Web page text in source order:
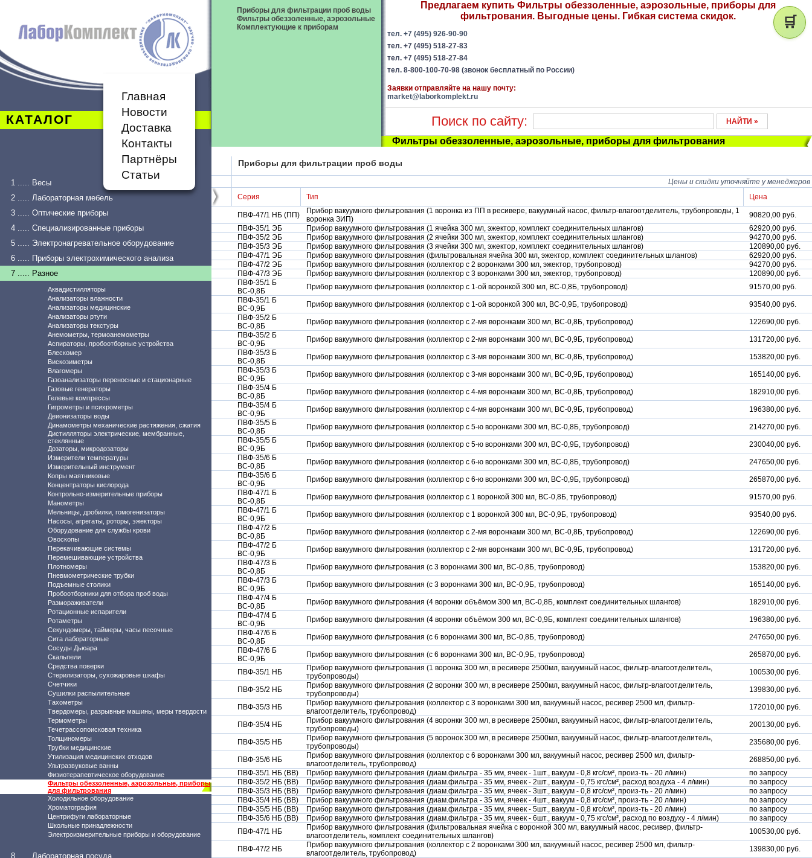
КАТАЛОГ
Главная
Новости
Доставка
Контакты
Партнёры
Статьи
1 ..... Весы
2 ..... Лабораторная мебель
3 ..... Оптические приборы
4 ..... Специализированные приборы
5 ..... Электронагревательное оборудование
6 ..... Приборы электрохимического анализа
7 ..... Разное
Аквадистилляторы
Анализаторы влажности
Анализаторы медицинские
Анализаторы ртути
Анализаторы текстуры
Анемометры, термоанемометры
Аспираторы, пробоотборные устройства
Блескомер
Вискозиметры
Влагомеры
Газоанализаторы переносные и стационарные
Газовые генераторы
Гелевые компрессы
Гигрометры и психрометры
Деионизаторы воды
Динамометры механические растяжения, сжатия
Дистилляторы электрические, мембранные,
стеклянные
Дозаторы, микродозаторы
Измерители температуры
Измерительный инструмент
Копры маятниковые
Концентраторы кислорода
Контрольно-измерительные приборы
Манометры
Мельницы, дробилки, гомогенизаторы
Насосы, агрегаты, роторы, эжекторы
Оборудование для службы крови
Овоскопы
Перекачивающие системы
Перемешивающие устройства
Плотномеры
Пневмометрические трубки
Подъемные столики
Пробоотборники для отбора проб воды
Размораживатели
Ротационные испарители
Ротаметры
Секундомеры, таймеры, часы песочные
Сита лабораторные
Сосуды Дьюара
Скальпели
Средства поверки
Стерилизаторы, сухожаровые шкафы
Счетчики
Сушилки распылительные
Тахометры
Твердомеры, разрывные машины, меры твердости
Термометры
Течетрассопоисковая техника
Толщиномеры
Трубки медицинские
Утилизация медицинских отходов
Ультразвуковые ванны
Физиотерапевтическое оборудование
Фильтры обеззоленные, аэрозольные, приборы
для фильтрования
Холодильное оборудование
Хроматография
Центрифуги лабораторные
Школьные принадлежности
Электроизмерительные приборы и оборудование
8 ..... Лабораторная посуда
Приборы для фильтрации проб воды
Фильтры обеззоленные, аэрозольные
Комплектующие к приборам
Предлагаем купить Фильтры обеззоленные, аэрозольные, приборы для
фильтрования. Выгодные цены. Гибкая система скидок.
тел. +7 (495) 926-90-90
тел. +7 (495) 518-27-83
тел. +7 (495) 518-27-84
тел. 8-800-100-70-98 (звонок бесплатный по России)
Заявки отправляйте на нашу почту:
market@laborkomplekt.ru
Поиск по сайту:
Фильтры обеззоленные, аэрозольные, приборы для фильтрования
Приборы для фильтрации проб воды
Цены и скидки уточняйте у менеджеров
Серия
Тип Цена
ПВФ-47/1 НБ (ПП)
Прибор вакуумного фильтрования (1 воронка из ПП в ресивере, вакуумный насос, фильтр-влагоотделитель, трубопроводы, 1
воронка ЗИП)
90820,00 руб.
ПВФ-35/1 ЭБ
Прибор вакуумного фильтрования (1 ячейка 300 мл, эжектор, комплект соединительных шлангов)
62920,00 руб.
ПВФ-35/2 ЭБ
Прибор вакуумного фильтрования (2 ячейки 300 мл, эжектор, комплект соединительных шлангов)
94270,00 руб.
ПВФ-35/3 ЭБ
Прибор вакуумного фильтрования (3 ячейки 300 мл, эжектор, комплект соединительных шлангов)
120890,00 руб.
ПВФ-47/1 ЭБ
Прибор вакуумного фильтрования (фильтровальная ячейка 300 мл, эжектор, комплект соединительных шлангов)
62920,00 руб.
ПВФ-47/2 ЭБ
Прибор вакуумного фильтрования (коллектор с 2 воронками 300 мл, эжектор, трубопровод)
94270,00 руб.
ПВФ-47/3 ЭБ
Прибор вакуумного фильтрования (коллектор с 3 воронками 300 мл, эжектор, трубопровод)
120890,00 руб.
ПВФ-35/1 Б
ВС-0,8Б
Прибор вакуумного фильтрования (коллектор с 1-ой воронкой 300 мл, ВС-0,8Б, трубопровод)
91570,00 руб.
ПВФ-35/1 Б
ВС-0,9Б
Прибор вакуумного фильтрования (коллектор с 1-ой воронкой 300 мл, ВС-0,9Б, трубопровод)
93540,00 руб.
ПВФ-35/2 Б
ВС-0,8Б
Прибор вакуумного фильтрования (коллектор с 2-мя воронками 300 мл, ВС-0,8Б, трубопровод)
122690,00 руб.
ПВФ-35/2 Б
ВС-0,9Б
Прибор вакуумного фильтрования (коллектор с 2-мя воронками 300 мл, ВС-0,9Б, трубопровод)
131720,00 руб.
ПВФ-35/3 Б
ВС-0,8Б
Прибор вакуумного фильтрования (коллектор с 3-мя воронками 300 мл, ВС-0,8Б, трубопровод)
153820,00 руб.
ПВФ-35/3 Б
ВС-0,9Б
Прибор вакуумного фильтрования (коллектор с 3-мя воронками 300 мл, ВС-0,9Б, трубопровод)
165140,00 руб.
ПВФ-35/4 Б
ВС-0,8Б
Прибор вакуумного фильтрования (коллектор с 4-мя воронками 300 мл, ВС-0,8Б, трубопровод)
182910,00 руб.
ПВФ-35/4 Б
ВС-0,9Б
Прибор вакуумного фильтрования (коллектор с 4-мя воронками 300 мл, ВС-0,9Б, трубопровод)
196380,00 руб.
ПВФ-35/5 Б
ВС-0,8Б
Прибор вакуумного фильтрования (коллектор с 5-ю воронками 300 мл, ВС-0,8Б, трубопровод)
214270,00 руб.
ПВФ-35/5 Б
ВС-0,9Б
Прибор вакуумного фильтрования (коллектор с 5-ю воронками 300 мл, ВС-0,9Б, трубопровод)
230040,00 руб.
ПВФ-35/6 Б
ВС-0,8Б
Прибор вакуумного фильтрования (коллектор с 6-ю воронками 300 мл, ВС-0,8Б, трубопровод)
247650,00 руб.
ПВФ-35/6 Б
ВС-0,9Б
Прибор вакуумного фильтрования (коллектор с 6-ю воронками 300 мл, ВС-0,9Б, трубопровод)
265870,00 руб.
ПВФ-47/1 Б
ВС-0,8Б
Прибор вакуумного фильтрования (коллектор с 1 воронкой 300 мл, ВС-0,8Б, трубопровод)
91570,00 руб.
ПВФ-47/1 Б
ВС-0,9Б
Прибор вакуумного фильтрования (коллектор с 1 воронкой 300 мл, ВС-0,9Б, трубопровод)
93540,00 руб.
ПВФ-47/2 Б
ВС-0,8Б
Прибор вакуумного фильтрования (коллектор с 2-мя воронками 300 мл, ВС-0,8Б, трубопровод)
122690,00 руб.
ПВФ-47/2 Б
ВС-0,9Б
Прибор вакуумного фильтрования (коллектор с 2-мя воронками 300 мл, ВС-0,9Б, трубопровод)
131720,00 руб.
ПВФ-47/3 Б
ВС-0,8Б
Прибор вакуумного фильтрования (с 3 воронками 300 мл, ВС-0,8Б, трубопровод)
153820,00 руб.
ПВФ-47/3 Б
ВС-0,9Б
Прибор вакуумного фильтрования (с 3 воронками 300 мл, ВС-0,9Б, трубопровод)
165140,00 руб.
ПВФ-47/4 Б
ВС-0,8Б
Прибор вакуумного фильтрования (4 воронки объёмом 300 мл, ВС-0,8Б, комплект соединительных шлангов)
182910,00 руб.
ПВФ-47/4 Б
ВС-0,9Б
Прибор вакуумного фильтрования (4 воронки объёмом 300 мл, ВС-0,9Б, комплект соединительных шлангов)
196380,00 руб.
ПВФ-47/6 Б
ВС-0,8Б
Прибор вакуумного фильтрования (с 6 воронками 300 мл, ВС-0,8Б, трубопровод)
247650,00 руб.
ПВФ-47/6 Б
ВС-0,9Б
Прибор вакуумного фильтрования (с 6 воронками 300 мл, ВС-0,9Б, трубопровод) 265870,00 руб.
ПВФ-35/1 НБ
Прибор вакуумного фильтрования (1 воронка 300 мл, в ресивере 2500мл, вакуумный насос, фильтр-влагоотделитель,
трубопроводы)
100530,00 руб.
ПВФ-35/2 НБ
Прибор вакуумного фильтрования (2 воронки 300 мл, в ресивере 2500мл, вакуумный насос, фильтр-влагоотделитель,
трубопроводы)
139830,00 руб.
ПВФ-35/3 НБ
Прибор вакуумного фильтрования (коллектор с 3 воронками 300 мл, вакуумный насос, ресивер 2500 мл, фильтр-
влагоотделитель, трубопровод)
172010,00 руб.
ПВФ-35/4 НБ
Прибор вакуумного фильтрования (4 воронки 300 мл, в ресивере 2500мл, вакуумный насос, фильтр-влагоотделитель,
трубопроводы)
200130,00 руб.
ПВФ-35/5 НБ
Прибор вакуумного фильтрования (5 воронок 300 мл, в ресивере 2500мл, вакуумный насос, фильтр-влагоотделитель,
трубопроводы)
235680,00 руб.
ПВФ-35/6 НБ
Прибор вакуумного фильтрования (коллектор с 6 воронками 300 мл, вакуумный насос, ресивер 2500 мл, фильтр-
влагоотделитель, трубопровод)
268850,00 руб.
ПВФ-35/1 НБ (ВВ)
Прибор вакуумного фильтрования (диам.фильтра - 35 мм, ячеек - 1шт., вакуум - 0,8 кгс/см², произ-ть - 20 л/мин)
по запросу
ПВФ-35/2 НБ (ВВ)
Прибор вакуумного фильтрования (диам.фильтра - 35 мм, ячеек - 2шт., вакуум - 0,75 кгс/см², расход воздуха - 4 л/мин)
по запросу
ПВФ-35/3 НБ (ВВ)
Прибор вакуумного фильтрования (диам.фильтра - 35 мм, ячеек - 3шт., вакуум - 0,8 кгс/см², произ-ть - 20 л/мин)
по запросу
ПВФ-35/4 НБ (ВВ)
Прибор вакуумного фильтрования (диам.фильтра - 35 мм, ячеек - 4шт., вакуум - 0,8 кгс/см², произ-ть - 20 л/мин)
по запросу
ПВФ-35/5 НБ (ВВ)
Прибор вакуумного фильтрования (диам.фильтра - 35 мм, ячеек - 5шт., вакуум - 0,8 кгс/см², произ-ть - 20 л/мин)
по запросу
ПВФ-35/6 НБ (ВВ)
Прибор вакуумного фильтрования (диам.фильтра - 35 мм, ячеек - 6шт., вакуум - 0,75 кгс/см², расход по воздуху - 4 л/мин)
по запросу
ПВФ-47/1 НБ
Прибор вакуумного фильтрования (фильтровальная ячейка с воронкой 300 мл, вакуумный насос, ресивер, фильтр-
влагоотделитель, комплект соединительных шлангов)
100530,00 руб.
ПВФ-47/2 НБ
Прибор вакуумного фильтрования (коллектор с 2 воронками 300 мл, вакуумный насос, ресивер 2500 мл, фильтр-
влагоотделитель, трубопровод)
139830,00 руб.
🛒